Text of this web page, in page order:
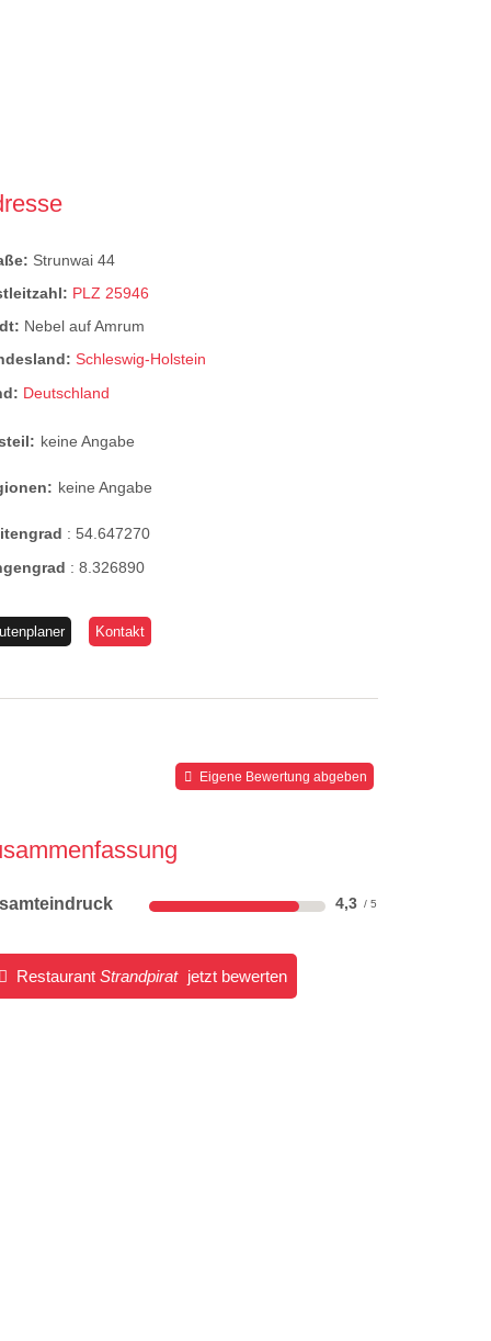
Strunwai 44
PLZ 25946
Nebel auf Amrum
Schleswig-Holstein
Deutschland
keine Angabe
keine Angabe
:54.647270
:8.326890
Kontakt
Eigene Bewertung abgeben
4,3
RestaurantStrandpirat jetzt bewerten